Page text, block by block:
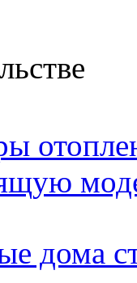
дома